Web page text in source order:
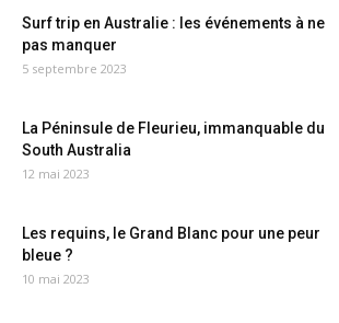
Surf trip en Australie : les événements à ne
pas manquer
5 septembre 2023
La Péninsule de Fleurieu, immanquable du
South Australia
12 mai 2023
Les requins, le Grand Blanc pour une peur
bleue ?
10 mai 2023